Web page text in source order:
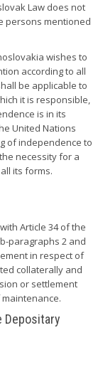
Law does not
persons mentioned
wishes to
according to all
be applicable to
it is responsible,
is in its
United Nations
of independence to
necessity for a
its forms.
Article 34 of the
paragraphs 2 and
in respect of
collaterally and
or settlement
Depositary